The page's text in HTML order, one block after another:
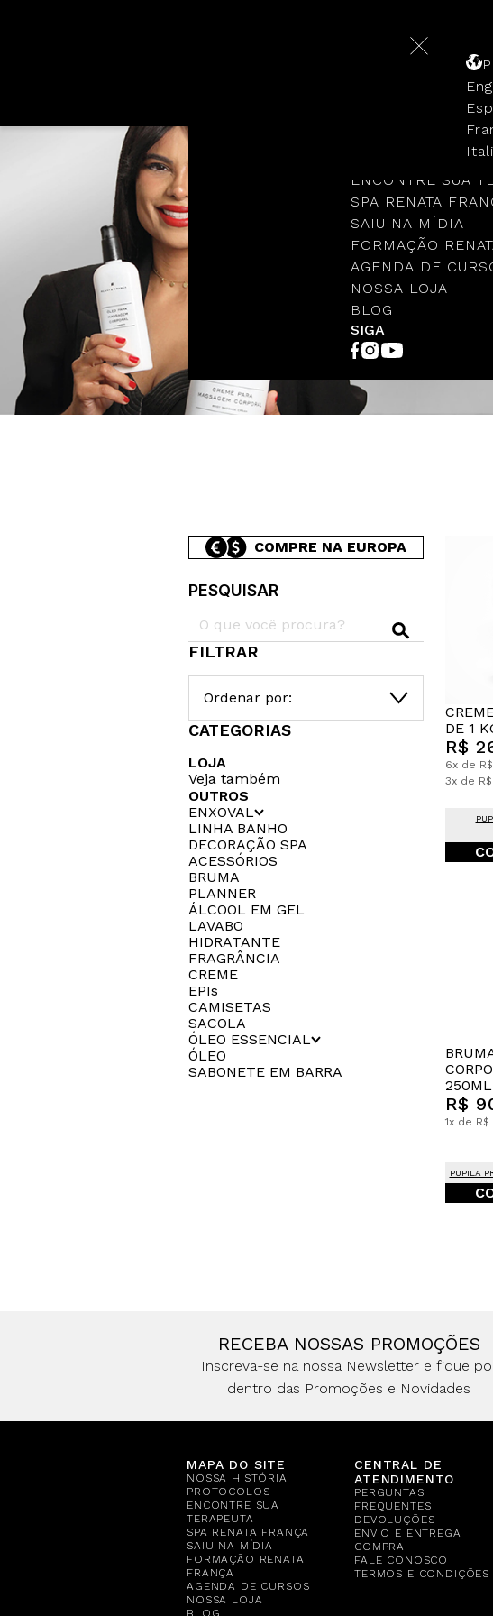
NOSSA HISTÓRIA
ENCONTRE SUA
SPA RENATA
SAIU NA MÍDIA
FORMAÇÃO
AGENDA DE
NOSSA LOJA
BLOG
SIGA
COMPRE NA EUROPA
PESQUISAR
FILTRAR
Ordenar por:
CATEGORIAS
LOJA
Veja também
OUTROS
ENXOVAL
LINHA BANHO
DECORAÇÃO SPA
ACESSÓRIOS
BRUMA
PLANNER
ÁLCOOL EM GEL
LAVABO
HIDRATANTE
FRAGRÂNCIA
CREME
EPIs
CAMISETAS
SACOLA
ÓLEO ESSENCIAL
ÓLEO
SABONETE EM BARRA
DE 1
R$
6x de
3x de
250ML
R$
1x de
PUPILA
RECEBA NOSSAS PROMOÇÕES
Inscreva-se na nossa Newsletter e fique
dentro das Promoções e Novidades
MAPA DO SITE
NOSSA HISTÓRIA
PROTOCOLOS
ENCONTRE SUA
TERAPEUTA
SPA RENATA FRANÇA
SAIU NA MÍDIA
FORMAÇÃO RENATA
FRANÇA
AGENDA DE CURSOS
NOSSA LOJA
BLOG
CENTRAL DE
ATENDIMENTO
PERGUNTAS
FREQUENTES
DEVOLUÇÕES
ENVIO E ENTREGA
COMPRA
FALE CONOSCO
TERMOS E CONDIÇÕES